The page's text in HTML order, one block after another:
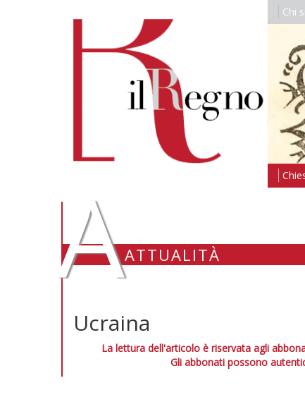
Chi
AATTUALITÀ
Ucraina
La lettura dell'articolo è riservata agli
Gli abbonati possono